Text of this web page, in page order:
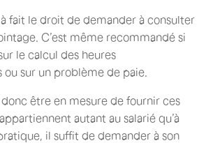
fait le droit de demander à consulter
C’est même recommandé si
le calcul des heures
sur un problème de paie.
donc être en mesure de fournir ces
autant au salarié qu’à
il suffit de demander à son